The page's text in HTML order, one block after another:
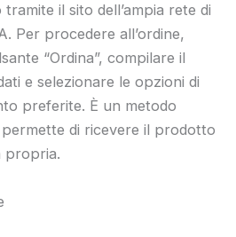
il sito dell’ampia rete di
Per procedere all’ordine,
“Ordina”, compilare il
e selezionare le opzioni di
preferite. È un metodo
di ricevere il prodotto
propria.